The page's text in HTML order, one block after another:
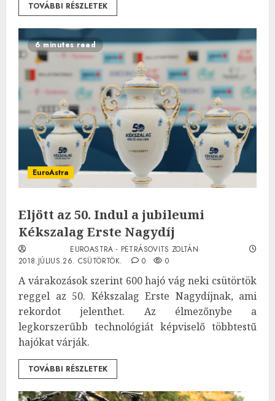
TOVÁBBI RÉSZLETEK
6 minutes read
EuroAstra
Eljött az 50. Indul a jubileumi
Kékszalag Erste Nagydíj
EUROASTRA - PETRÁSOVITS ZOLTÁN
2018.JÚLIUS.26. CSÜTÖRTÖK.
0 0
A várakozások szerint 600 hajó vág neki csütörtök
reggel az 50. Kékszalag Erste Nagydíjnak, ami
rekordot jelenthet. Az élmezőnybe a
legkorszerűbb technológiát képviselő többtestű
hajókat várják.
TOVÁBBI RÉSZLETEK